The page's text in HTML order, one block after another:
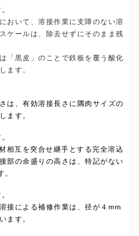
おいて、溶接作業に支障のない溶
ケールは、除去せずにそのまま残
「黒皮」のことで鉄板を覆う酸化
ます。
は、有効溶接長さに隅肉サイズの
ます。
相互を突合せ継手とする完全溶込
部の余盛りの高さは、特記がない
。
接による補修作業は、径が４mm
ます。